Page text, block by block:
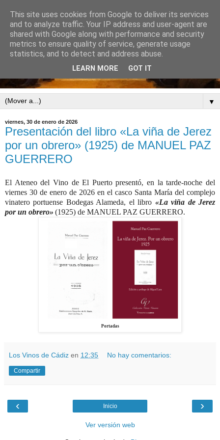
▼
viernes, 30 de enero de 2026
Presentación del libro «La viña de Jerez
por un obrero» (1925) de MANUEL PAZ
GUERRERO
El Ateneo del Vino de El Puerto presentó, en la tarde-noche del
viernes 30 de enero de 2026 en el casco Santa María del complejo
vinatero portuense Bodegas Alameda, el libro «La viña de Jerez
por un obrero» (1925) de MANUEL PAZ GUERRERO.
Portadas
Los Vinos de Cádiz en 12:35 No hay comentarios:
Compartir
‹ ›
Inicio
Ver versión web
This site uses cookies from Google to deliver its services
and to analyze traffic. Your IP address and user-agent are
shared with Google along with performance and security
metrics to ensure quality of service, generate usage
statistics, and to detect and address abuse.
LEARN MORE GOT IT